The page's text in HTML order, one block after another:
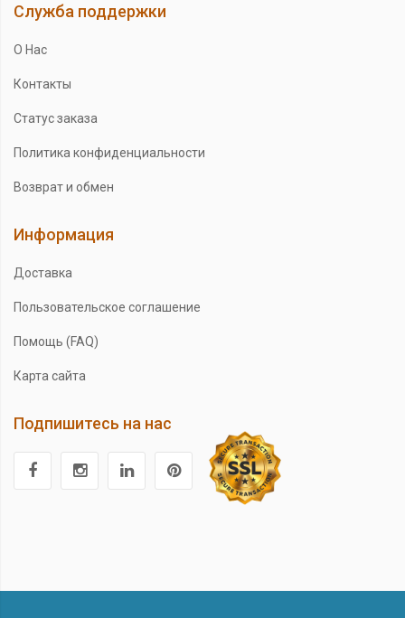
Служба поддержки
О Нас
Контакты
Статус заказа
Политика конфиденциальности
Возврат и обмен
Информация
Доставка
Пользовательское соглашение
Помощь (FAQ)
Карта сайта
Подпишитесь на нас